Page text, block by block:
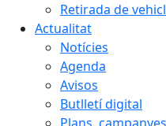
Retirada de
Actualitat
Notícies
Agenda
Avisos
Butlletí digital